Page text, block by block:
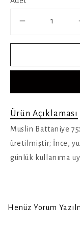
Ürün Açıklaması
Muslin Battaniye
üretilmiştir; İnce,
günlük kullanıma
Henüz Yorum